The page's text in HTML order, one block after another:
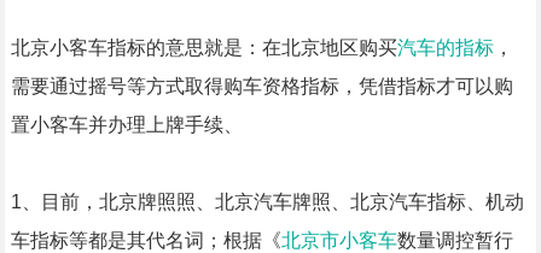
北京小客车指标的意思就是：在北京地区购买汽车的指标，
需要通过摇号等方式取得购车资格指标，凭借指标才可以购
置小客车并办理上牌手续、
1、目前，北京牌照照、北京汽车牌照、北京汽车指标、机动
车指标等都是其代名词；根据《北京市小客车数量调控暂行